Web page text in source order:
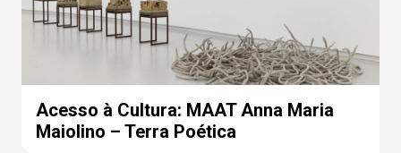
Acesso à Cultura: MAAT Anna Maria
Maiolino – Terra Poética